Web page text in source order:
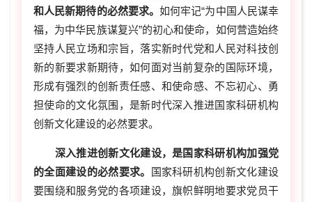
和人民新期待的必然要求。如何牢记“为中国人民谋幸
福，为中华民族谋复兴”的初心和使命，如何营造始终
坚持人民立场和宗旨，落实新时代党和人民对科技创
新的新要求新期待，如何面对当前复杂的国际环境，
形成有强烈的创新责任感、和使命感、不忘初心、勇
担使命的文化氛围，是新时代深入推进国家科研机构
创新文化建设的必然要求。
深入推进创新文化建设，是国家科研机构加强党
的全面建设的必然要求。
国家科研机构创新文化建设
要围绕和服务党的各项建设，旗帜鲜明地要求党员干